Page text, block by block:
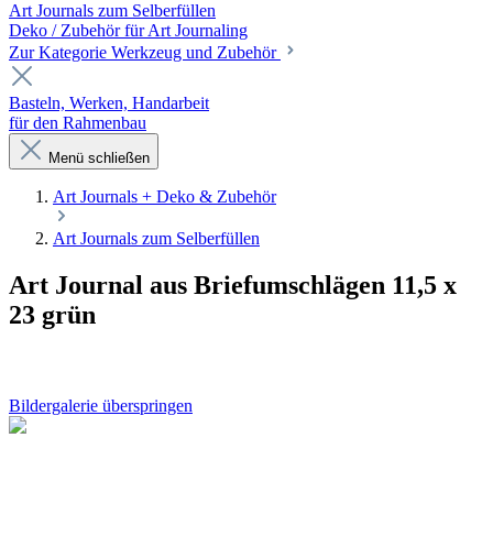
Art Journals zum Selberfüllen
Deko / Zubehör für Art Journaling
Zur Kategorie Werkzeug und Zubehör
Basteln, Werken, Handarbeit
für den Rahmenbau
Menü schließen
Art Journals + Deko & Zubehör
Art Journals zum Selberfüllen
Art Journal aus Briefumschlägen 11,5 x
23 grün
Bildergalerie überspringen